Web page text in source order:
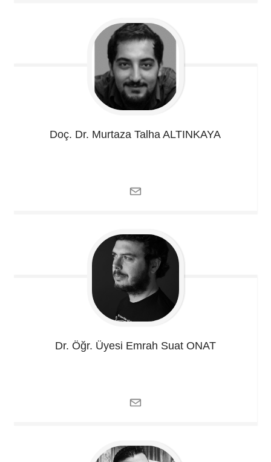
Doç. Dr. Murtaza Talha ALTINKAYA
Dr. Öğr. Üyesi Emrah Suat ONAT